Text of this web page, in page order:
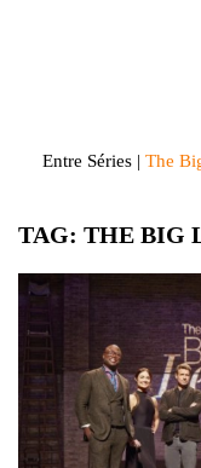
Entre Séries | The
TAG: THE BIG